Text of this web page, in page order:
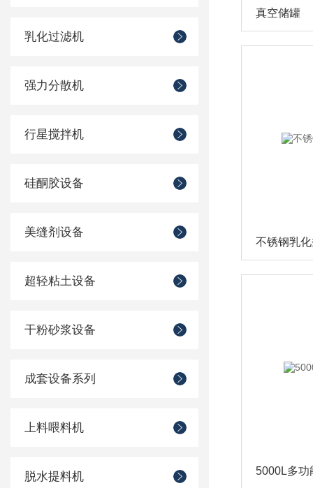
乳化过滤机
强力分散机
行星搅拌机
硅酮胶设备
美缝剂设备
超轻粘土设备
干粉砂浆设备
成套设备系列
上料喂料机
脱水提料机
真空储罐
不锈钢乳
5000L多功